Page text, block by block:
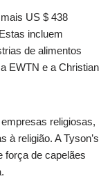
US $ 438
incluem
de alimentos
EWTN e a Christian
religiosas,
à religião. A Tyson’s
força de capelães